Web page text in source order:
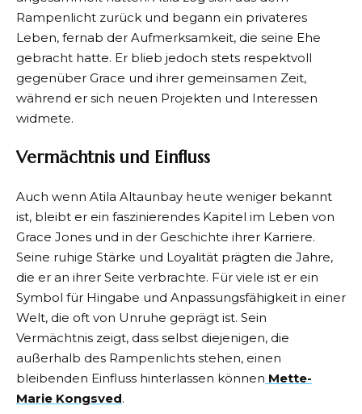
Rampenlicht zurück und begann ein privateres
Leben, fernab der Aufmerksamkeit, die seine Ehe
gebracht hatte. Er blieb jedoch stets respektvoll
gegenüber Grace und ihrer gemeinsamen Zeit,
während er sich neuen Projekten und Interessen
widmete.
Vermächtnis und Einfluss
Auch wenn Atila Altaunbay heute weniger bekannt
ist, bleibt er ein faszinierendes Kapitel im Leben von
Grace Jones und in der Geschichte ihrer Karriere.
Seine ruhige Stärke und Loyalität prägten die Jahre,
die er an ihrer Seite verbrachte. Für viele ist er ein
Symbol für Hingabe und Anpassungsfähigkeit in einer
Welt, die oft von Unruhe geprägt ist. Sein
Vermächtnis zeigt, dass selbst diejenigen, die
außerhalb des Rampenlichts stehen, einen
bleibenden Einfluss hinterlassen können Mette-
Marie Kongsved.